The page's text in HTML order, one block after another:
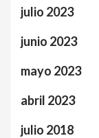
julio 2023
junio 2023
mayo 2023
abril 2023
julio 2018